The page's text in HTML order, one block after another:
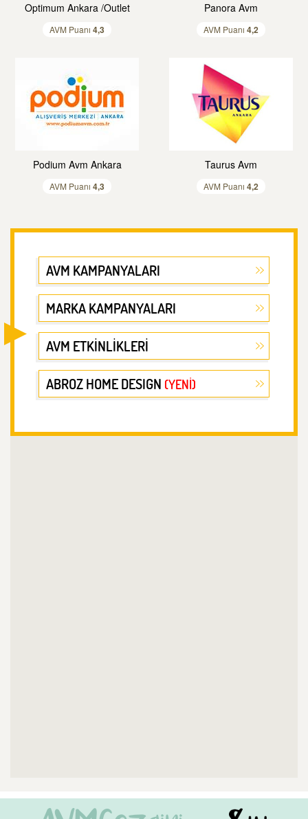
Optimum Ankara /Outlet
AVM Puanı 4,3
Panora Avm
AVM Puanı 4,2
Podium Avm Ankara
AVM Puanı 4,3
Taurus Avm
AVM Puanı 4,2
AVM KAMPANYALARI
MARKA KAMPANYALARI
AVM ETKİNLİKLERİ
ABROZ HOME DESIGN (YENİ)